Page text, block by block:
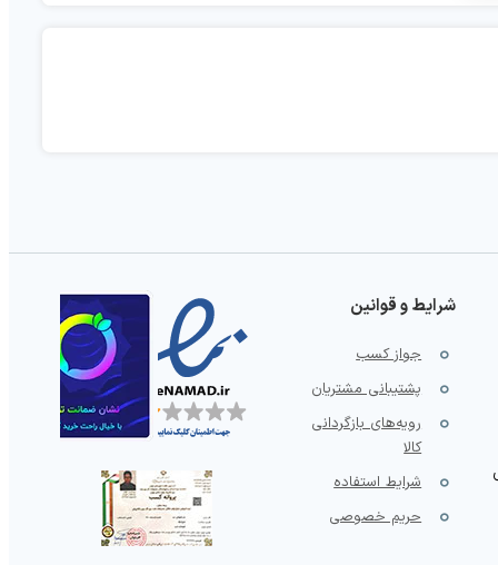
شرایط و قوانین
جواز کسب
پشتیبانی مشتریان
رویه‌های بازگردانی
کالا
شرایط استفاده
حریم خصوصی